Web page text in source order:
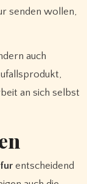
senden wollen,
auch
an sich selbst
entscheidend